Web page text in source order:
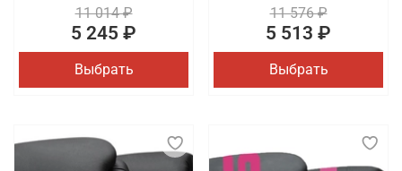
11 014 ₽
5 245 ₽
Выбрать
11 576 ₽
5 513 ₽
Выбрать